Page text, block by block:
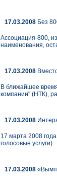
17.03.2008 Без
Ассоциация-800,
наименования,
17.03.2008
В ближайшее
компании" (НТК),
17.03.2008
17 марта 2008
голосовые услуги).
17.03.2008